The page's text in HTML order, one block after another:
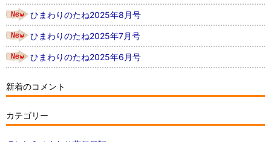
ひまわりのたね2025年8月号
ひまわりのたね2025年7月号
ひまわりのたね2025年6月号
新着のコメント
カテゴリー